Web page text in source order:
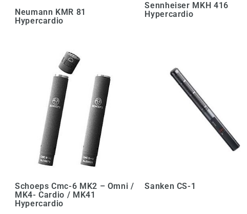
Neumann KMR 81
Hypercardio
Sennheiser MKH 416
Hypercardio
Schoeps Cmc-6 MK2 – Omni /
MK4- Cardio / MK41
Hypercardio
Sanken CS-1